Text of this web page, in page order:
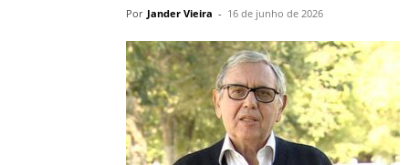
Por Jander Vieira - 16 de junho de 2026